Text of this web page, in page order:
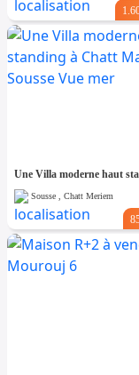
Sousse , Chatt Meriem